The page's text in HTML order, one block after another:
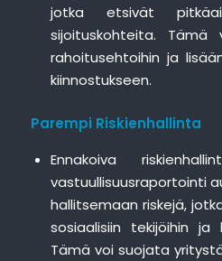
jotka etsivät
sijoituskohteita.
rahoitusehtoihin ja
kiinnostukseen.
Parempi Riskienhallinta
Ennakoiva
vastuullisuusraportointi
hallitsemaan riskejä,
sosiaalisiin tekijöihin ja
Tämä voi suojata